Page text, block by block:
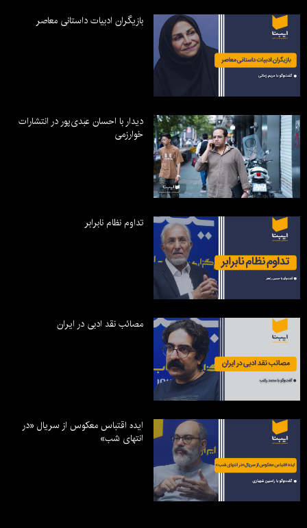
بازیگران ادبیات داستانی معاصر
دیدار با احسان عبدی‌پور در انتشارات
خوارزمی
تداوم نظام نابرابر
مصائب نقد ادبی در ایران
ایده اقتباس معکوس از سریال «در
انتهای شب»